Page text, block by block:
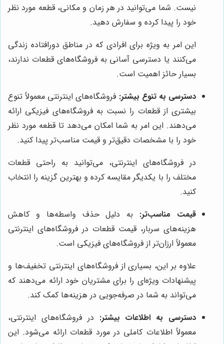
نیست. شما می‌توانید در هر زمان و مکانی، قطعه مورد نظر
خود را پیدا کرده و سفارش دهید.
این امر به ویژه برای افرادی که در مناطق دورافتاده زندگی
می‌کنند یا دسترسی آسانی به فروشگاه‌های قطعات ندارند،
بسیار حائز اهمیت است.
دسترسی به تنوع بیشتر: فروشگاه‌های اینترنتی معمولاً تنوع
بیشتری از قطعات را نسبت به فروشگاه‌های فیزیکی ارائه
می‌دهند. این امر به شما امکان می‌دهد تا قطعه مورد نظر
خود را با مشخصات دقیق‌تر و قیمت مناسب‌تر پیدا کنید.
در فروشگاه‌های اینترنتی، می‌توانید به راحتی قطعات
مختلف را با یکدیگر مقایسه کرده و بهترین گزینه را انتخاب
کنید.
قیمت مناسب‌تر: به دلیل حذف واسطه‌ها و کاهش
هزینه‌های سربار، قیمت قطعات در فروشگاه‌های اینترنتی
معمولاً ارزان‌تر از فروشگاه‌های فیزیکی است.
علاوه بر این، بسیاری از فروشگاه‌های اینترنتی تخفیف‌ها و
پیشنهادات ویژه‌ای را برای مشتریان خود ارائه می‌دهند که
می‌تواند به شما در صرفه‌جویی در هزینه‌ها کمک کند.
دسترسی به اطلاعات بیشتر: در فروشگاه‌های اینترنتی،
معمولاً اطلاعات کاملی در مورد قطعات ارائه می‌شود. این